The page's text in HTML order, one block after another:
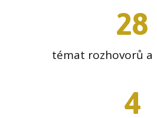
28
témat rozhovorů a
4